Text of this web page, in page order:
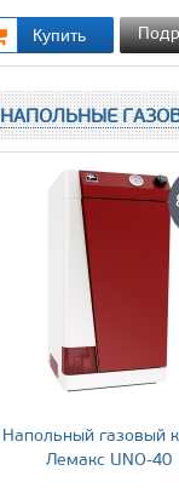
НАПОЛЬНЫЕ
Напольный газовый
Лемакс UNO-40